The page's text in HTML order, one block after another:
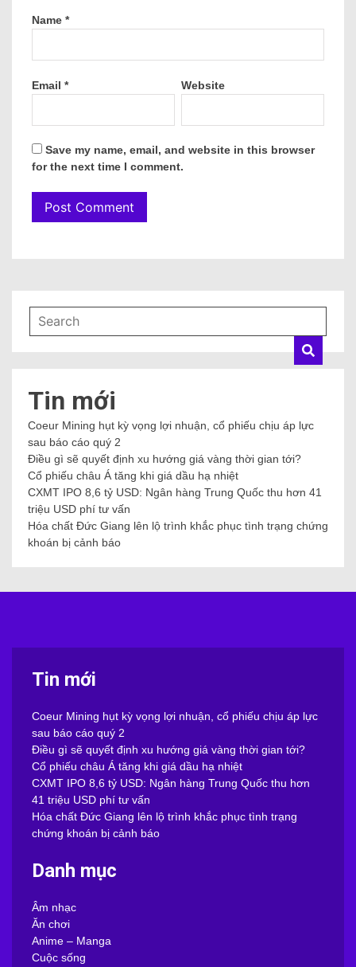
Name *
Email * Website
Save my name, email, and website in this browser
for the next time I comment.
Tin mới
Coeur Mining hụt kỳ vọng lợi nhuận, cổ phiếu chịu áp lực
sau báo cáo quý 2
Điều gì sẽ quyết định xu hướng giá vàng thời gian tới?
Cổ phiếu châu Á tăng khi giá dầu hạ nhiệt
CXMT IPO 8,6 tỷ USD: Ngân hàng Trung Quốc thu hơn 41
triệu USD phí tư vấn
Hóa chất Đức Giang lên lộ trình khắc phục tình trạng chứng
khoán bị cảnh báo
Tin mới
Coeur Mining hụt kỳ vọng lợi nhuận, cổ phiếu chịu áp lực
sau báo cáo quý 2
Điều gì sẽ quyết định xu hướng giá vàng thời gian tới?
Cổ phiếu châu Á tăng khi giá dầu hạ nhiệt
CXMT IPO 8,6 tỷ USD: Ngân hàng Trung Quốc thu hơn
41 triệu USD phí tư vấn
Hóa chất Đức Giang lên lộ trình khắc phục tình trạng
chứng khoán bị cảnh báo
Danh mục
Âm nhạc
Ăn chơi
Anime – Manga
Cuộc sống